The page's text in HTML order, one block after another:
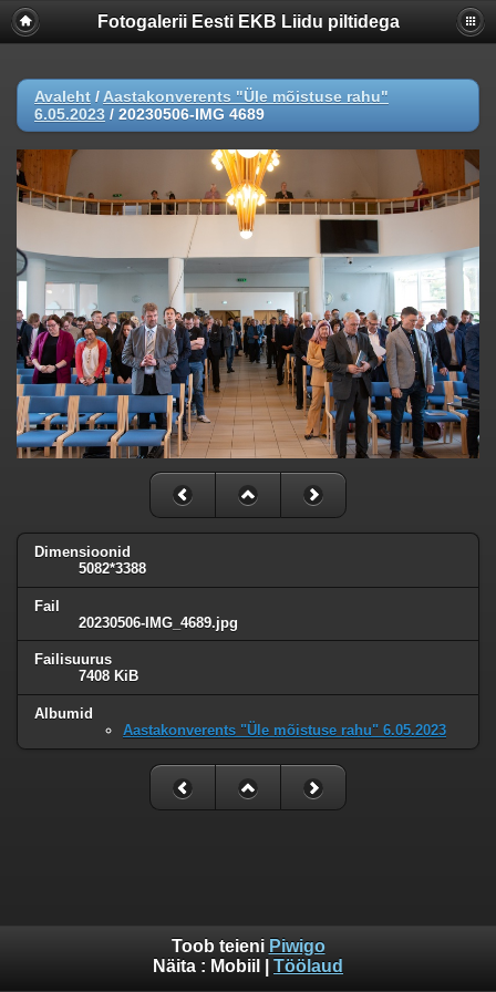
Fotogalerii Eesti EKB Liidu piltidega
Avaleht / Aastakonverents "Üle mõistuse rahu"
6.05.2023 / 20230506-IMG 4689
Dimensioonid
5082*3388
Fail
20230506-IMG_4689.jpg
Failisuurus
7408 KiB
Albumid
Aastakonverents "Üle mõistuse rahu" 6.05.2023
Toob teieni Piwigo
Näita : Mobiil Töölaud